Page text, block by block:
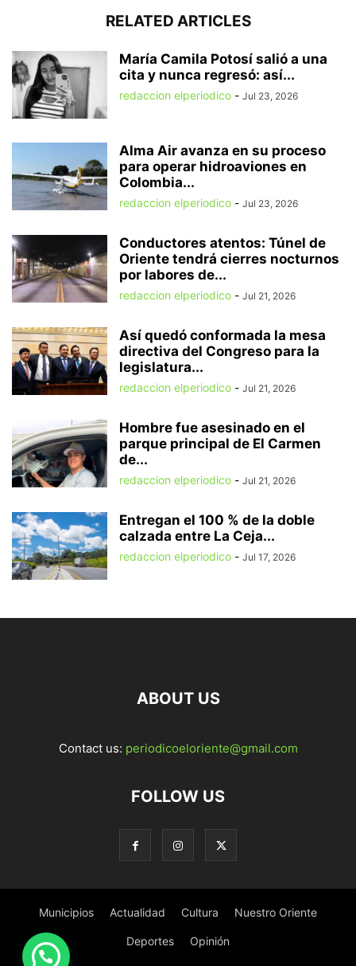
RELATED ARTICLES
María Camila Potosí salió a una
cita y nunca regresó: así...
redaccion elperiodico - Jul 23, 2026
Alma Air avanza en su proceso
para operar hidroaviones en
Colombia...
redaccion elperiodico - Jul 23, 2026
Conductores atentos: Túnel de
Oriente tendrá cierres nocturnos
por labores de...
redaccion elperiodico - Jul 21, 2026
Así quedó conformada la mesa
directiva del Congreso para la
legislatura...
redaccion elperiodico - Jul 21, 2026
Hombre fue asesinado en el
parque principal de El Carmen
de...
redaccion elperiodico - Jul 21, 2026
Entregan el 100 % de la doble
calzada entre La Ceja...
redaccion elperiodico - Jul 17, 2026
ABOUT US
Contact us: periodicoeloriente@gmail.com
FOLLOW US
Municipios Actualidad Cultura Nuestro Oriente
Deportes Opinión